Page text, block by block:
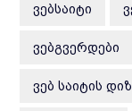
ᲕᲔᲑᲡᲐᲘᲢᲘ
ᲕᲔᲑᲒᲕᲔᲠᲓᲔᲑᲘ
ᲕᲔᲑ ᲡᲐᲘᲢᲘᲡ